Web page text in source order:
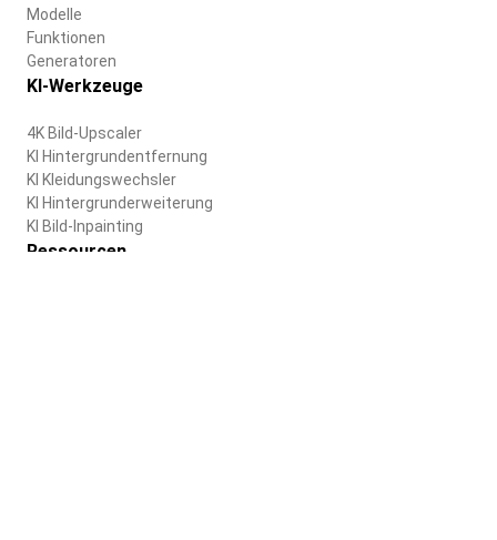
Modelle
Funktionen
Generatoren
KI-Werkzeuge
4K Bild-Upscaler
KI Hintergrundentfernung
KI Kleidungswechsler
KI Hintergrunderweiterung
KI Bild-Inpainting
Ressourcen